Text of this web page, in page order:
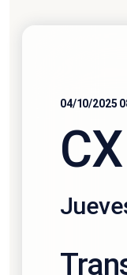
04/10/2025